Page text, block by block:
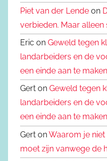
Piet van der Lende on
verbieden. Maar alleen
Eric on Geweld tegen
landarbeiders en de
een einde aan te maken
Gert on Geweld tegen
landarbeiders en de
een einde aan te maken
Gert onWaarom je
moet zijn vanwege de